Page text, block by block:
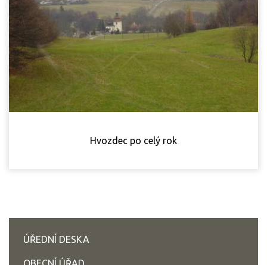
Hvozdec po celý rok
ÚŘEDNÍ DESKA